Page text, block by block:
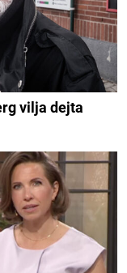
vilja dejta